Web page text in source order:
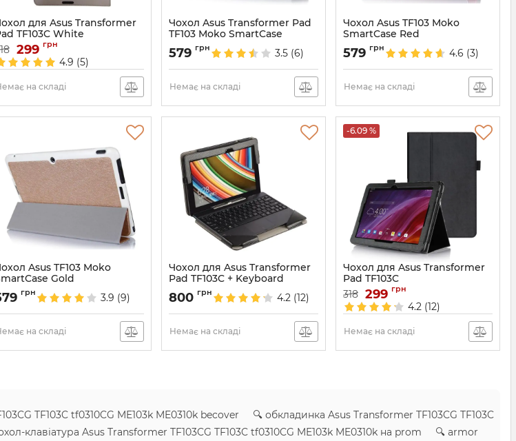
для Asus Transformer
TF103C White
738
299 грн
4.9 (5)
на складі
Чохол Asus Transformer Pad
TF103 Moko SmartCase
Артикул:932
579 грн 3.5 (6)
Немає на складі
Чохол Asus TF103 Moko
SmartCase Red
Артикул:935
579 грн 4.6 (3)
Немає на складі
Asus TF103 Moko
Gold
933
грн 3.9 (9)
на складі
Чохол для Asus Transformer
Pad TF103C + Keyboard
Артикул:740
800 грн 4.2 (12)
Немає на складі
-6.09 %
Чохол для Asus Transformer
Pad TF103C
Артикул:736
318 299 грн
4.2 (12)
Немає на складі
TF103C tf0310CG ME103k ME0310k becover 🔍 обкладинка Asus Transformer TF103CG TF103C
клавіатура Asus Transformer TF103CG TF103C tf0310CG ME103k ME0310k на prom 🔍 armor